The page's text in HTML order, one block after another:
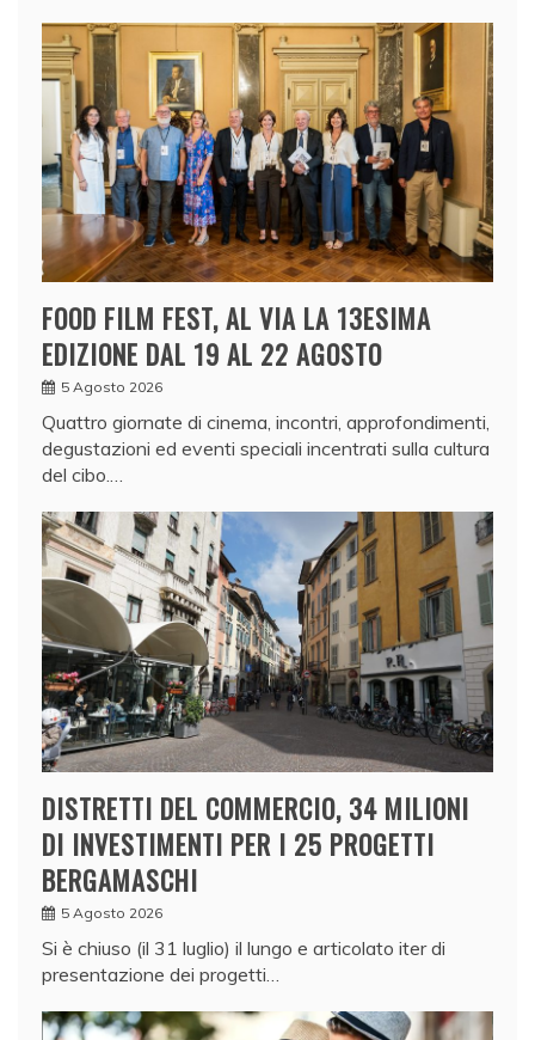
FOOD FILM FEST, AL VIA LA 13ESIMA
EDIZIONE DAL 19 AL 22 AGOSTO
5 Agosto 2026
Quattro giornate di cinema, incontri, approfondimenti,
degustazioni ed eventi speciali incentrati sulla cultura
del cibo.…
DISTRETTI DEL COMMERCIO, 34 MILIONI
DI INVESTIMENTI PER I 25 PROGETTI
BERGAMASCHI
5 Agosto 2026
Si è chiuso (il 31 luglio) il lungo e articolato iter di
presentazione dei progetti…